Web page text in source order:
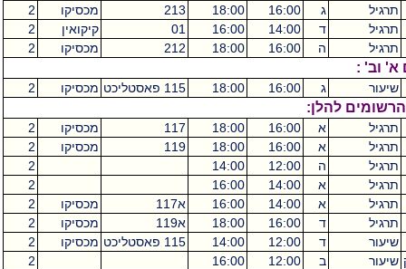
תרגיל
ג 16:00
18:00
213 מכסיקו
2
תרגיל
ד 14:00
16:00
01 קיקואין
2
תרגיל
ה 16:00
18:00
212 מכסיקו 2
א' וב' :
שיעור ג 16:00
18:00 115 פאסטליכט מכסיקו 2
להלן:
תרגיל א 16:00
18:00
117 מכסיקו
2
תרגיל
א 16:00
18:00
119 מכסיקו
2
תרגיל
ה 12:00
14:00
2
תרגיל
א 14:00
16:00
2
תרגיל
א 14:00
16:00 א117 מכסיקו
2
תרגיל
ד 16:00
18:00 א119 מכסיקו
2
שיעור
ד 12:00
14:00 115 פאסטליכט מכסיקו
2
שיעור ב 12:00
16:00
2